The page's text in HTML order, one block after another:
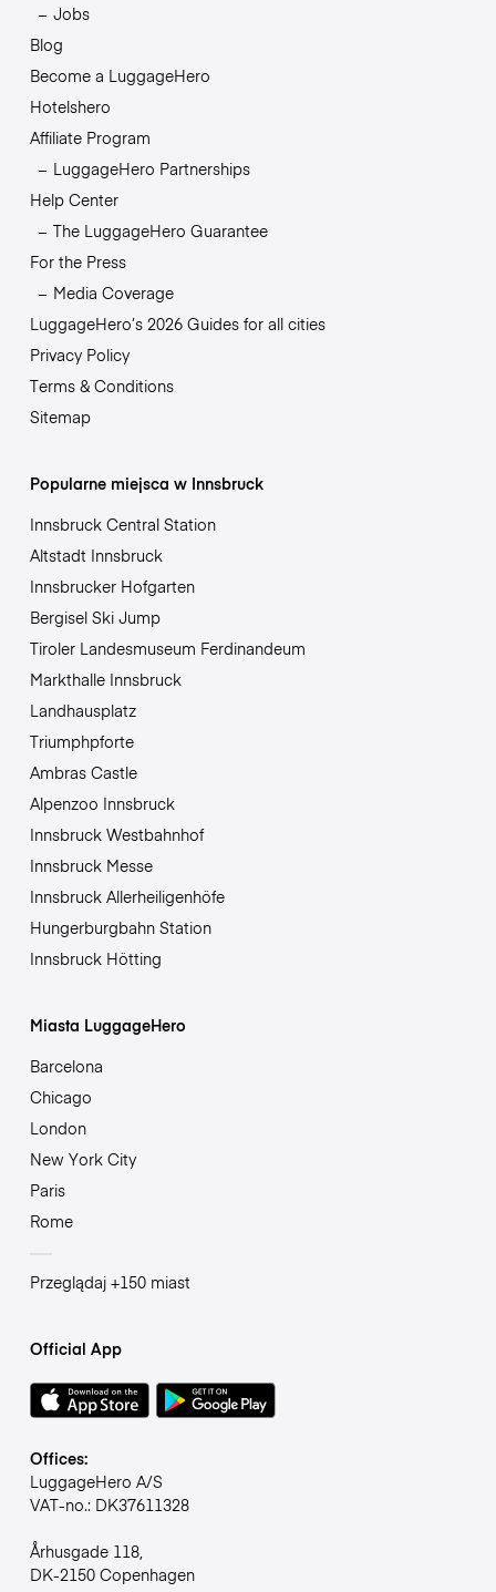
Jobs
Blog
Become a LuggageHero
Hotelshero
Affiliate Program
LuggageHero Partnerships
Help Center
The LuggageHero Guarantee
For the Press
Media Coverage
LuggageHero’s 2026 Guides for all cities
Privacy Policy
Terms & Conditions
Sitemap
Popularne miejsca w Innsbruck
Innsbruck Central Station
Altstadt Innsbruck
Innsbrucker Hofgarten
Bergisel Ski Jump
Tiroler Landesmuseum Ferdinandeum
Markthalle Innsbruck
Landhausplatz
Triumphpforte
Ambras Castle
Alpenzoo Innsbruck
Innsbruck Westbahnhof
Innsbruck Messe
Innsbruck Allerheiligenhöfe
Hungerburgbahn Station
Innsbruck Hötting
Miasta LuggageHero
Barcelona
Chicago
London
New York City
Paris
Rome
Przeglądaj +150 miast
Official App
Offices:
LuggageHero A/S
VAT-no.: DK37611328
Århusgade 118,
DK-2150 Copenhagen